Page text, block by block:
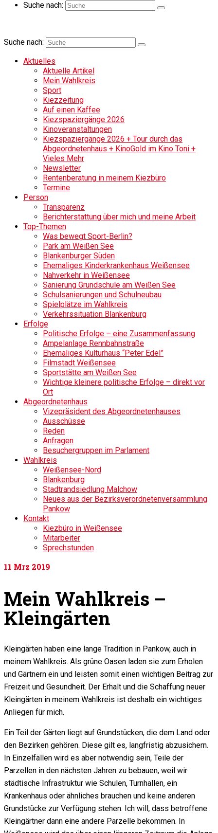
Suche nach:
Suche nach:
Aktuelles
Aktuelle Artikel
Mein Wahlkreis
Sport
Kiezzeitung
Auf einen Kaffee
Kiezspaziergänge 2026
Kinoveranstaltungen
Kiezspaziergänge 2026 + Tour durch das
Abgeordnetenhaus + KinoGold im Kino Toni +
Vieles Mehr
Newsletter
Rentenberatung in meinem Kiezbüro
Termine
Person
Transparenz
Berichterstattung über mich und meine Arbeit
Top-Themen
Was bewegt Sport-Berlin?
Park am Weißen See
Blankenburger Süden
Ehemaliges Kinderkrankenhaus Weißensee
Nahverkehr in Weißensee
Sanierung Grundschule am Weißen See
Schulsanierungen und Schulneubau
Spielplätze im Wahlkreis
Verkehrssituation Blankenburg
Erfolge
Politische Erfolge – eine Zusammenfassung
Ampelanlage Rennbahnstraße
Ehemaliges Kulturhaus “Peter Edel”
Filmstadt Weißensee
Sportstätte am Weißen See
Wichtige kleinere politische Erfolge – direkt vor
Ort
Abgeordnetenhaus
Vizepräsident des Abgeordnetenhauses
Ausschüsse
Reden
Anfragen
Besuchergruppen im Parlament
Wahlkreis
Weißensee-Nord
Blankenburg
Stadtrandsiedlung Malchow
Neues aus der Bezirksverordnetenversammlung
Pankow
Kontakt
Kiezbüro in Weißensee
Mitarbeiter
Sprechstunden
11 Mrz 2019
Mein Wahlkreis –
Kleingärten
Kleingärten haben eine lange Tradition in Pankow, auch in
meinem Wahlkreis. Als grüne Oasen laden sie zum Erholen
und Gärtnern ein und leisten somit einen wichtigen Beitrag zur
Freizeit und Gesundheit. Der Erhalt und die Schaffung neuer
Kleingärten in meinem Wahlkreis ist deshalb ein wichtiges
Anliegen für mich.
Ein Teil der Gärten liegt auf Grundstücken, die dem Land oder
den Bezirken gehören. Diese gilt es, langfristig abzusichern.
In Einzelfällen wird es aber notwendig sein, Teile der
Parzellen in den nächsten Jahren zu bebauen, weil wir
städtische Infrastruktur wie Schulen, Turnhallen, ein
Krankenhaus oder ähnliches brauchen und keine anderen
Grundstücke zur Verfügung stehen. Ich will, dass betroffene
Kleingärtner dann eine andere Parzelle bekommen. In